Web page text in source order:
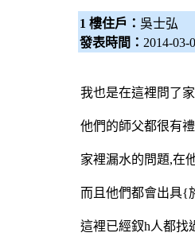
1 樓住戶： 吳士弘
發表時間： 2014-03-
我也是在這裡問了
他們的師父都很有
家裡漏水的問題,在
而且他們都會出具{
這裡已經釵h人都找